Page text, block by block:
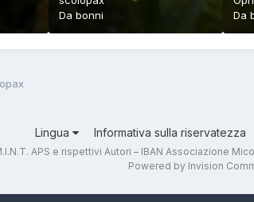
Da bonni
Da
Lingua Informativa sulla riservatezza
APS e rispettivi Autori – IBAN Associazione
Powered by Invision